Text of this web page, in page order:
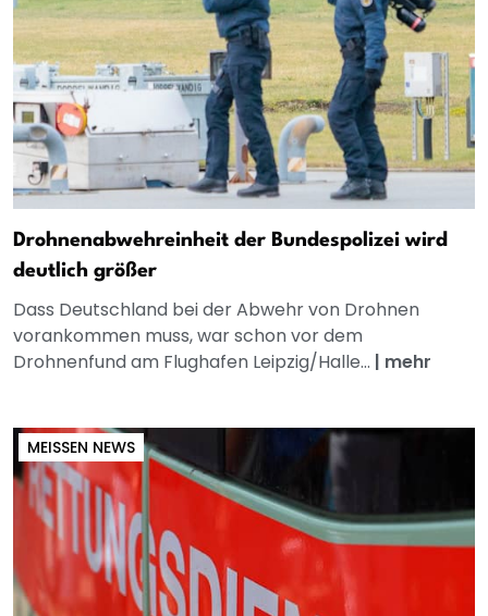
Drohnenabwehreinheit der Bundespolizei wird
deutlich größer
Dass Deutschland bei der Abwehr von Drohnen
vorankommen muss, war schon vor dem
Drohnenfund am Flughafen Leipzig/Halle... | mehr
MEISSEN NEWS